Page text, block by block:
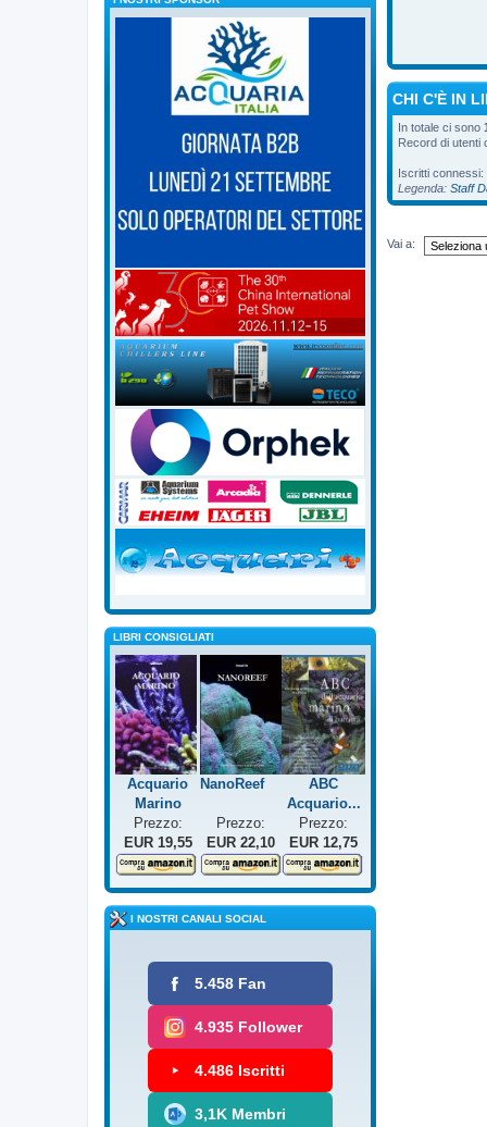
CHI C'È IN
In totale ci sono
Record di utenti
Iscritti connessi:
Legenda: Staff
Vai a:
LIBRI CONSIGLIATI
Acquario
Marino
NanoReef
ABC
Acquario...
Prezzo:
EUR 19,55
Prezzo:
EUR 22,10
Prezzo:
EUR 12,75
I NOSTRI CANALI SOCIAL
5.458 Fan
4.935 Follower
4.486 Iscritti
3,1K Membri